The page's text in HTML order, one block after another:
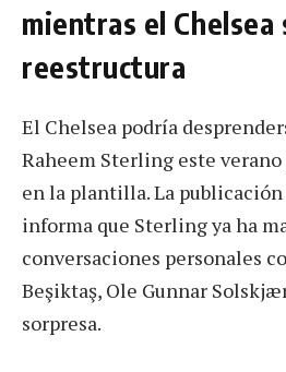
mientras el Chelsea
reestructura
El Chelsea podría
Raheem Sterling este verano
en la plantilla. La
informa que Sterling ya ha
conversaciones personales
Beşiktaş, Ole Gunnar
sorpresa.